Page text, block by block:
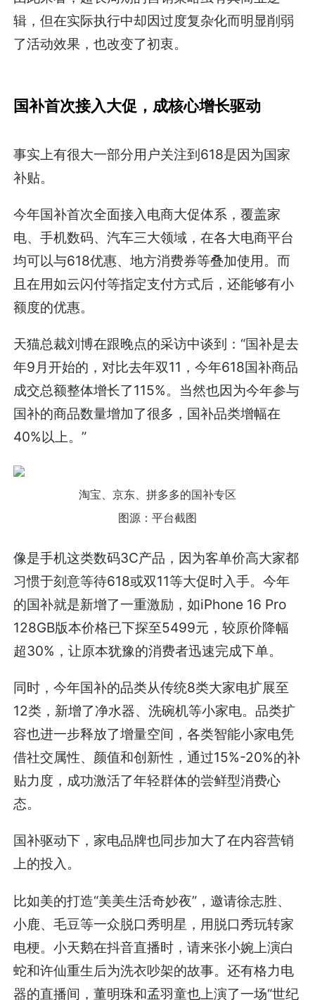
辑，但在实际执行中却因过度复杂化而明显削弱
了活动效果，也改变了初衷。
国补首次接入大促，成核心增长驱动
事实上有很大一部分用户关注到618是因为国家
补贴。
今年国补首次全面接入电商大促体系，覆盖家
电、手机数码、汽车三大领域，在各大电商平台
均可以与618优惠、地方消费券等叠加使用。而
且在用如云闪付等指定支付方式后，还能够有小
额度的优惠。
天猫总裁刘博在跟晚点的采访中谈到：“国补是去
年9月开始的，对比去年双11，今年618国补商品
成交总额整体增长了115%。当然也因为今年参与
国补的商品数量增加了很多，国补品类增幅在
40%以上。”
淘宝、京东、拼多多的国补专区
图源：平台截图
像是手机这类数码3C产品，因为客单价高大家都
习惯于刻意等待618或双11等大促时入手。今年
的国补就是新增了一重激励，如iPhone 16 Pro
128GB版本价格已下探至5499元，较原价降幅
超30%，让原本犹豫的消费者迅速完成下单。
同时，今年国补的品类从传统8类大家电扩展至
12类，新增了净水器、洗碗机等小家电。品类扩
容也进一步释放了增量空间，各类智能小家电凭
借社交属性、颜值和创新性，通过15%-20%的补
贴力度，成功激活了年轻群体的尝鲜型消费心
态。
国补驱动下，家电品牌也同步加大了在内容营销
上的投入。
比如美的打造“美美生活奇妙夜”，邀请徐志胜、
小鹿、毛豆等一众脱口秀明星，用脱口秀玩转家
电梗。小天鹅在抖音直播时，请来张小婉上演白
蛇和许仙重生后为洗衣吵架的故事。还有格力电
器的直播间，董明珠和孟羽童也上演了一场“世纪